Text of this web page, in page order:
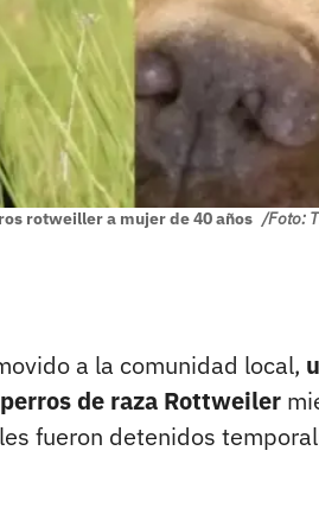
rotweiller a mujer de 40 años /Foto:
a la comunidad local,
de raza Rottweiler
fueron detenidos